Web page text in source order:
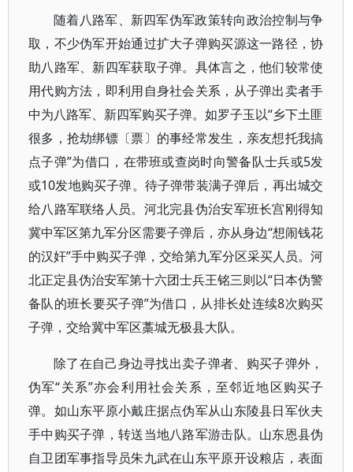
随着八路军、新四军伪军政策转向政治控制与争
取，不少伪军开始通过扩大子弹购买源这一路径，协
助八路军、新四军获取子弹。具体言之，他们较常使
用代购方法，即利用自身社会关系，从子弹出卖者手
中为八路军、新四军购买子弹。如罗子玉以“乡下土匪
很多，抢劫绑镖〔票〕的事经常发生，亲友想托我搞
点子弹”为借口，在带班或查岗时向警备队士兵或5发
或10发地购买子弹。待子弹带装满子弹后，再出城交
给八路军联络人员。河北完县伪治安军班长宫刚得知
冀中军区第九军分区需要子弹后，亦从身边“想闹钱花
的汉奸”手中购买子弹，交给第九军分区采买人员。河
北正定县伪治安军第十六团士兵王铭三则以“日本伪警
备队的班长要买子弹”为借口，从排长处连续8次购买
子弹，交给冀中军区藁城无极县大队。
除了在自己身边寻找出卖子弹者、购买子弹外，
伪军“关系”亦会利用社会关系，至邻近地区购买子
弹。如山东平原小戴庄据点伪军从山东陵县日军伙夫
手中购买子弹，转送当地八路军游击队。山东恩县伪
自卫团军事指导员朱九武在山东平原开设粮店，表面